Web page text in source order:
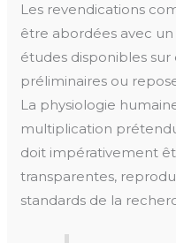
Les revendications
être abordées avec
études disponibles
préliminaires ou
La physiologie
multiplication
doit impérativement
transparentes,
standards de la